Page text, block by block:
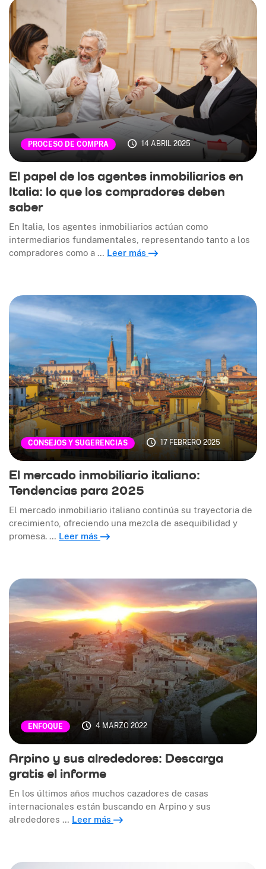
PROCESO DE COMPRA 14 ABRIL 2025
El papel de los agentes inmobiliarios en
Italia: lo que los compradores deben
saber
En Italia, los agentes inmobiliarios actúan como
intermediarios fundamentales, representando tanto a los
compradores como a … Leer más
CONSEJOS Y SUGERENCIAS 17 FEBRERO 2025
El mercado inmobiliario italiano:
Tendencias para 2025
El mercado inmobiliario italiano continúa su trayectoria de
crecimiento, ofreciendo una mezcla de asequibilidad y
promesa. … Leer más
ENFOQUE 4 MARZO 2022
Arpino y sus alrededores: Descarga
gratis el informe
En los últimos años muchos cazadores de casas
internacionales están buscando en Arpino y sus
alrededores … Leer más